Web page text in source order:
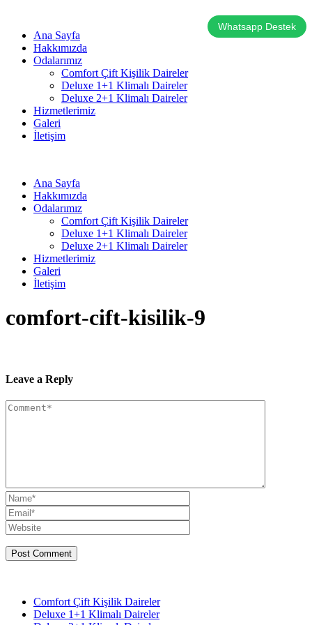
Whatsapp Destek
Ana Sayfa
Hakkımızda
Odalarımız
Comfort Çift Kişilik Daireler
Deluxe 1+1 Klimalı Daireler
Deluxe 2+1 Klimalı Daireler
Hizmetlerimiz
Galeri
İletişim
Ana Sayfa
Hakkımızda
Odalarımız
Comfort Çift Kişilik Daireler
Deluxe 1+1 Klimalı Daireler
Deluxe 2+1 Klimalı Daireler
Hizmetlerimiz
Galeri
İletişim
comfort-cift-kisilik-9
Leave a Reply
Comfort Çift Kişilik Daireler
Deluxe 1+1 Klimalı Daireler